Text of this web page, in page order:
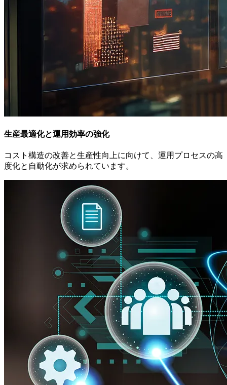
生産最適化と運用効率の強化
コスト構造の改善と生産性向上に向けて、運用プロセスの高
度化と自動化が求められています。